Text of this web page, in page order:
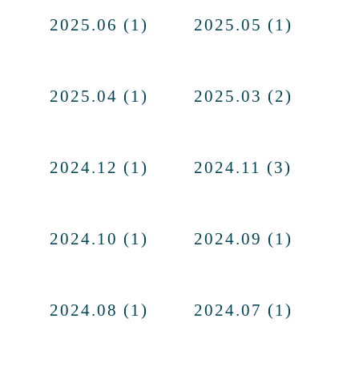
2025.06 (1) 2025.05 (1)
2025.04 (1) 2025.03 (2)
2024.12 (1) 2024.11 (3)
2024.10 (1) 2024.09 (1)
2024.08 (1) 2024.07 (1)